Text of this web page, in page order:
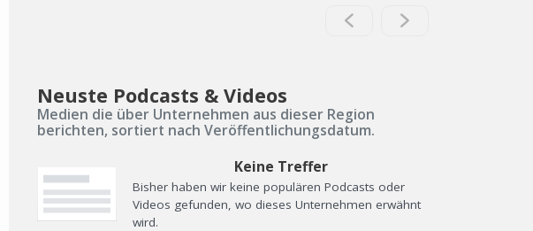
Neuste Podcasts & Videos
Medien die über Unternehmen aus dieser Region
berichten, sortiert nach Veröffentlichungsdatum.
Keine Treffer
Bisher haben wir keine populären Podcasts oder
Videos gefunden, wo dieses Unternehmen erwähnt
wird.